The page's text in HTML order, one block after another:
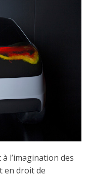
l’imagination des
en droit de